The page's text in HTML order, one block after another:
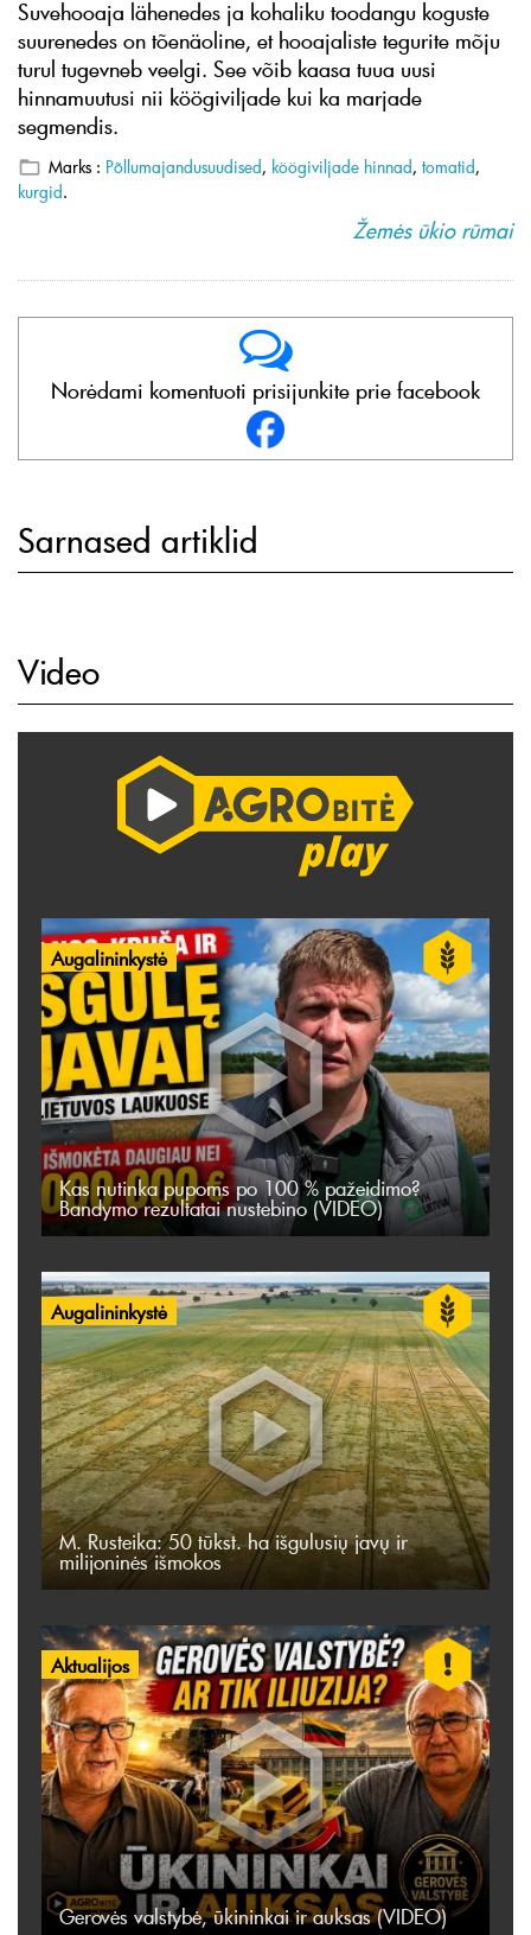
Suvehooaja lähenedes ja kohaliku toodangu koguste
suurenedes on tõenäoline, et hooajaliste tegurite mõju
turul tugevneb veelgi. See võib kaasa tuua uusi
hinnamuutusi nii köögiviljade kui ka marjade
segmendis.
Marks : Põllumajandusuudised, köögiviljade hinnad, tomatid,
kurgid.
Žemės ūkio rūmai
Norėdami komentuoti prisijunkite prie facebook
Sarnased artiklid
Video
Augalininkystė
Kas nutinka pupoms po 100 % pažeidimo?
Bandymo rezultatai nustebino (VIDEO)
Augalininkystė
M. Rusteika: 50 tūkst. ha išgulusių javų ir
milijoninės išmokos
Aktualijos
Gerovės valstybė, ūkininkai ir auksas (VIDEO)